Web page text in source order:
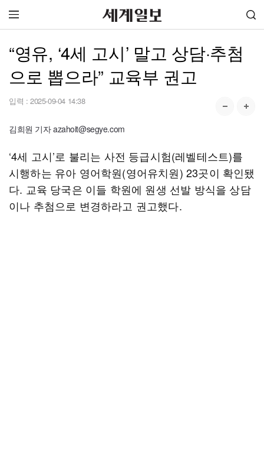
“영유, ‘4세 고시’ 말고 상담·추첨
으로 뽑으라” 교육부 권고
입력 : 2025-09-04 14:38
김희원 기자 azahoit@segye.com
‘4세 고시’로 불리는 사전 등급시험(레벨테스트)를
시행하는 유아 영어학원(영어유치원) 23곳이 확인됐
다. 교육 당국은 이들 학원에 원생 선발 방식을 상담
이나 추첨으로 변경하라고 권고했다.